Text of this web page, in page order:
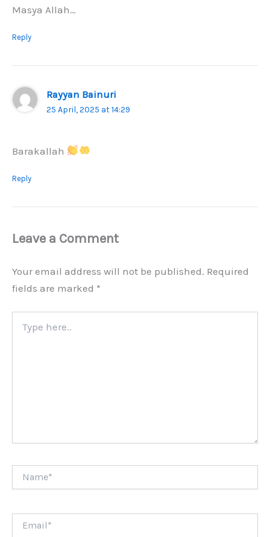
Masya Allah…
Reply
Rayyan Bainuri
25 April, 2025 at 14:29
Barakallah
Reply
Leave a Comment
Your email address will not be published. Required
fields are marked *
here..